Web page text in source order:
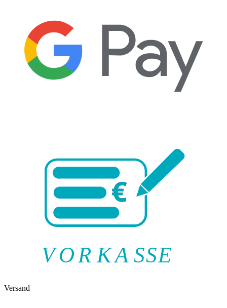
VOR KA SSE
Versand